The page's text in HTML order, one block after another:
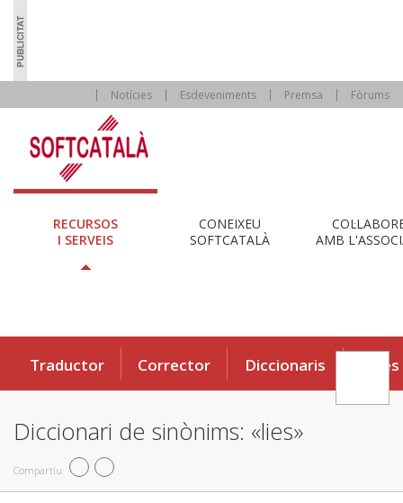
Notícies Esdeveniments Premsa Fòrums
RECURSOS
I SERVEIS
CONEIXEU
SOFTCATALÀ
AMB
Traductor Corrector Diccionaris Eines
Diccionari de sinònims: «lies»
Compartiu